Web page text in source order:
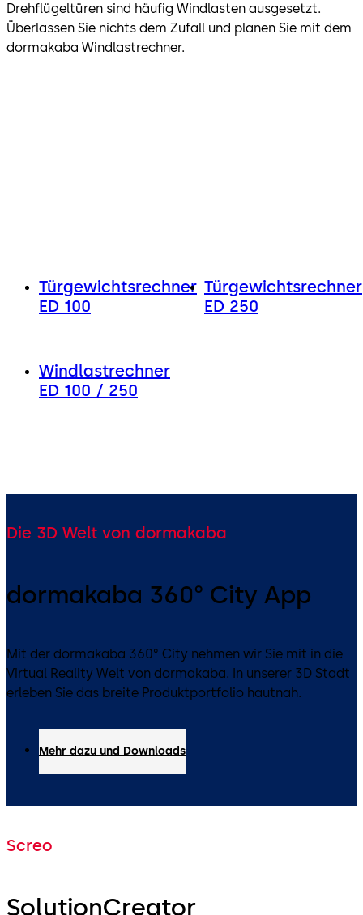
Drehflügeltüren sind häufig Windlasten ausgesetzt.
Überlassen Sie nichts dem Zufall und planen Sie mit dem
dormakaba Windlastrechner.
Türgewichtsrechner
ED 100
Türgewichtsrechner
ED 250
Windlastrechner
ED 100 / 250
Die 3D Welt von dormakaba
dormakaba 360° City App
Mit der dormakaba 360° City nehmen wir Sie mit in die
Virtual Reality Welt von dormakaba. In unserer 3D Stadt
erleben Sie das breite Produktportfolio hautnah.
Mehr dazu und Downloads
Screo
SolutionCreator